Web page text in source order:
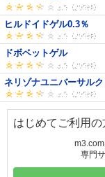
ヒルドイドゲル0.3％
ドボベットゲル
ネリゾナユニバーサル
はじめてご利用の
専門